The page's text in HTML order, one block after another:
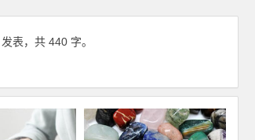
发表，共 440 字。